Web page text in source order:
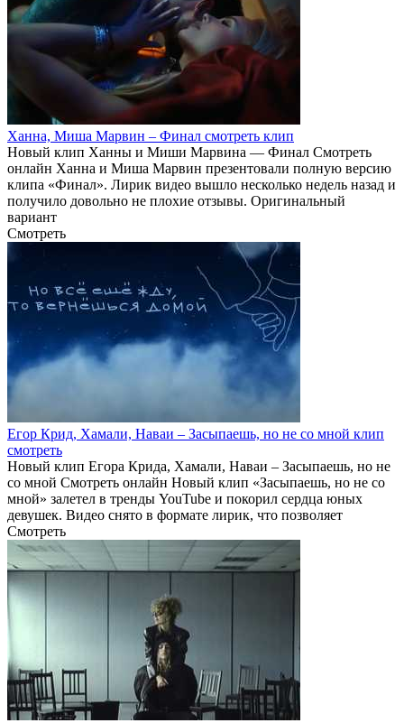
Ханна, Миша Марвин – Финал смотреть клип
Новый клип Ханны и Миши Марвина — Финал Смотреть
онлайн Ханна и Миша Марвин презентовали полную версию
клипа «Финал». Лирик видео вышло несколько недель назад и
получило довольно не плохие отзывы. Оригинальный
вариант
Смотреть
Егор Крид, Хамали, Наваи – Засыпаешь, но не со мной клип
смотреть
Новый клип Егора Крида, Хамали, Наваи – Засыпаешь, но не
со мной Смотреть онлайн Новый клип «Засыпаешь, но не со
мной» залетел в тренды YouTube и покорил сердца юных
девушек. Видео снято в формате лирик, что позволяет
Смотреть